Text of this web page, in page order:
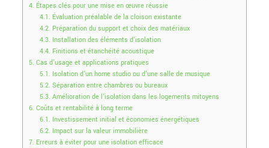
4. Étapes clés pour une mise en œuvre réussie
4.1. Évaluation préalable de la cloison existante
4.2. Préparation du support et choix des matériaux
4.3. Installation des éléments d’isolation
4.4. Finitions et étanchéité acoustique
5. Cas d’usage et applications pratiques
5.1. Isolation d’un home studio ou d’une salle de musique
5.2. Séparation entre chambres ou bureaux
5.3. Amélioration de l’isolation dans les logements mitoyens
6. Coûts et rentabilité à long terme
6.1. Investissement initial et économies énergétiques
6.2. Impact sur la valeur immobilière
7. Erreurs à éviter pour une isolation efficace